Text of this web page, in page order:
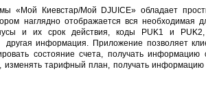
«Мой Киевстар/Мой DJUICE» обладает
наглядно отображается вся необходимая
и их срок действия, коды PUK1 и
информация. Приложение позволяет
состояние счета, получать
изменять тарифный план, получать